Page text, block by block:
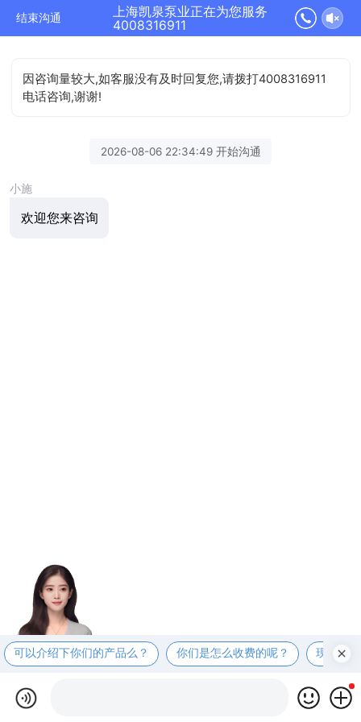
结束沟通
上海凯泉泵业正在为您服务
4008316911
因咨询量较大,如客服没有及时回复您,请拨打4008316911
电话咨询,谢谢!
2026-08-06 22:34:49 开始沟通
小施
欢迎您来咨询
可以介绍下你们的产品么？ 你们是怎么收费的呢？ 现在有